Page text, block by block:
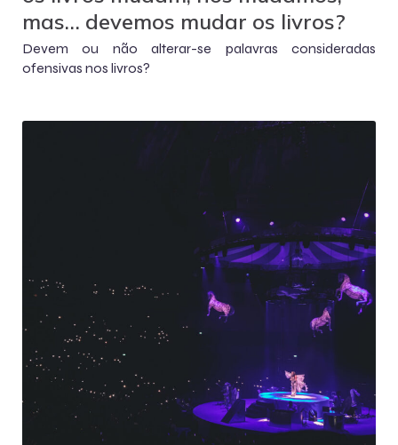
mas… devemos mudar os livros?
Devem ou não alterar-se palavras consideradas
ofensivas nos livros?